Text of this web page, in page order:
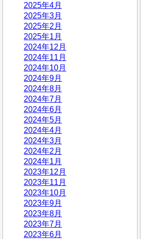
2025年4月
2025年3月
2025年2月
2025年1月
2024年12月
2024年11月
2024年10月
2024年9月
2024年8月
2024年7月
2024年6月
2024年5月
2024年4月
2024年3月
2024年2月
2024年1月
2023年12月
2023年11月
2023年10月
2023年9月
2023年8月
2023年7月
2023年6月